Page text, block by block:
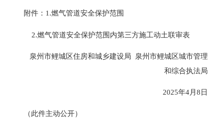
附件：1.燃气管道安全保护范围
2.燃气管道安全保护范围内第三方施工动土联审表
泉州市鲤城区住房和城乡建设局 泉州市鲤城区城市管理
和综合执法局
2025年4月8日
（此件主动公开）